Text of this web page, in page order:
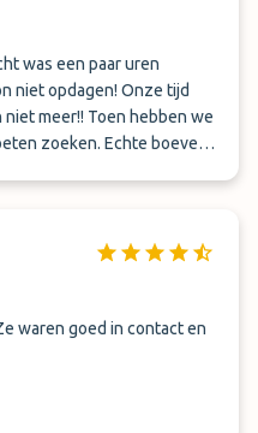
was een paar uren
niet opdagen! Onze tijd
meer!! Toen hebben we
zoeken. Echte boeven
waren goed in contact en